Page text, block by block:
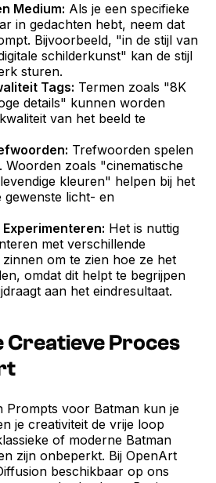
Medium: Als je een specifieke
in gedachten hebt, neem dat
Bijvoorbeeld, "in de stijl van
schilderkunst" kan de stijl
sturen.
Tags: Termen zoals "8K
details" kunnen worden
van het beeld te
Trefwoorden spelen
Woorden zoals "cinematische
kleuren" helpen bij het
gewenste licht- en
Het is nuttig
met verschillende
om te zien hoe ze het
omdat dit helpt te begrijpen
aan het eindresultaat.
Proces
Prompts voor Batman kun je
je creativiteit de vrije loop
of moderne Batman
zijn onbeperkt. Bij OpenArt
beschikbaar op ons